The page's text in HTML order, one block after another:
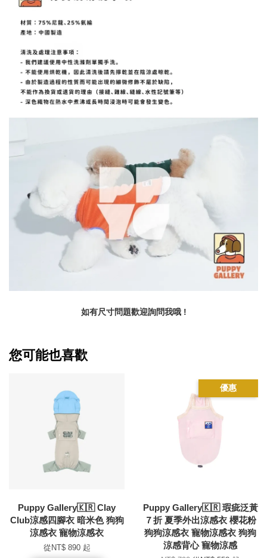
如有尺寸問題歡迎詢問我哦 !
您可能也喜歡
Puppy Gallery🇰🇷 Clay
Club涼感四腳衣 暗米色 狗狗
涼感衣 寵物涼感衣
從NT$ 890 起
優惠
Puppy Gallery🇰🇷 瑕疵泛黃
７折 夏季外出涼感衣 櫻花粉
狗狗涼感衣 寵物涼感衣 狗狗
涼感背心 寵物涼感